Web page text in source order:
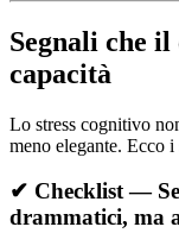
Segnali che
capacità
Lo stress cognitivo
meno elegante. Ecco
✔ Checklist —
drammatici, ma